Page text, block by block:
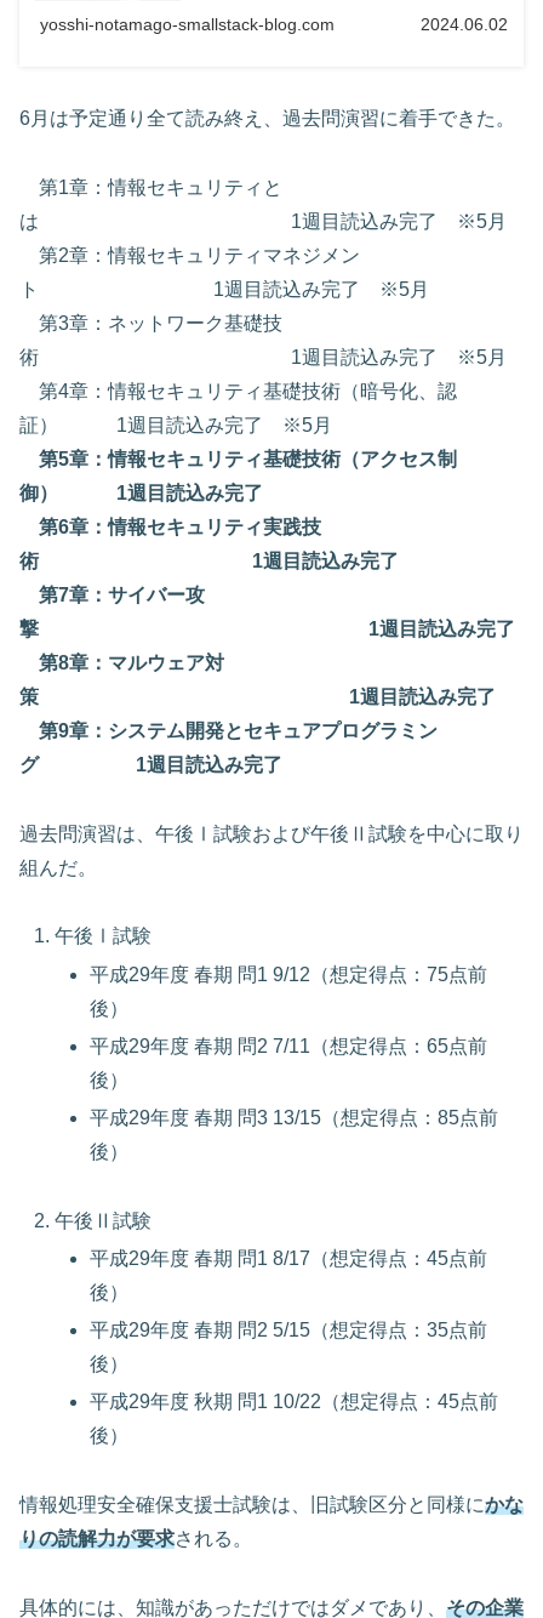
yosshi-notamago-smallstack-blog.com 2024.06.02
6月は予定通り全て読み終え、過去問演習に着手できた。
第1章：情報セキュリティと
は 1週目読込み完了 ※5月
第2章：情報セキュリティマネジメン
ト 1週目読込み完了 ※5月
第3章：ネットワーク基礎技
術 1週目読込み完了 ※5月
第4章：情報セキュリティ基礎技術（暗号化、認
証） 1週目読込み完了 ※5月
第5章：情報セキュリティ基礎技術（アクセス制
御） 1週目読込み完了
第6章：情報セキュリティ実践技
術 1週目読込み完了
第7章：サイバー攻
撃 1週目読込み完了
第8章：マルウェア対
策 1週目読込み完了
第9章：システム開発とセキュアプログラミン
グ 1週目読込み完了
過去問演習は、午後Ⅰ試験および午後Ⅱ試験を中心に取り
組んだ。
午後Ⅰ試験
平成29年度 春期 問1 9/12（想定得点：75点前
後）
平成29年度 春期 問2 7/11（想定得点：65点前
後）
平成29年度 春期 問3 13/15（想定得点：85点前
後）
午後Ⅱ試験
平成29年度 春期 問1 8/17（想定得点：45点前
後）
平成29年度 春期 問2 5/15（想定得点：35点前
後）
平成29年度 秋期 問1 10/22（想定得点：45点前
後）
情報処理安全確保支援士試験は、旧試験区分と同様にかな
りの読解力が要求される。
具体的には、知識があっただけではダメであり、 その企業